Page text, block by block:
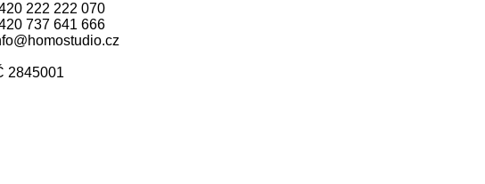
222 222 070
737 641 666
2845001